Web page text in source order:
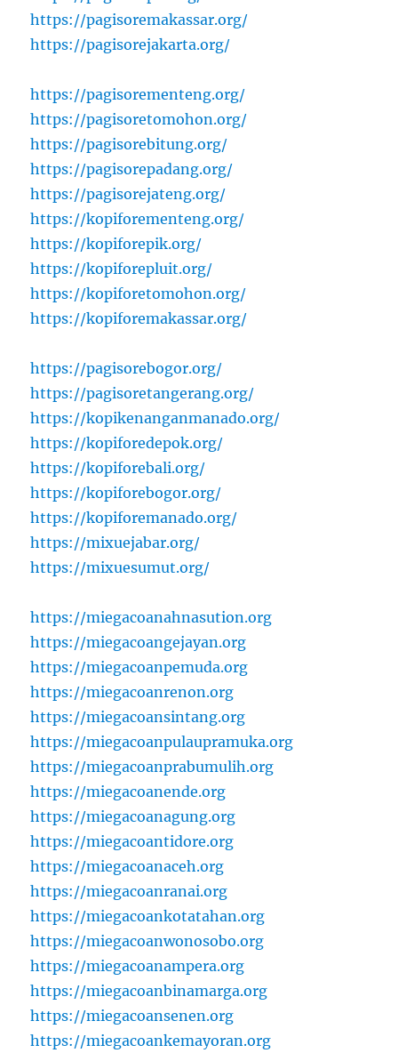
https://pagisoremakassar.org/
https://pagisorejakarta.org/
https://pagisorementeng.org/
https://pagisoretomohon.org/
https://pagisorebitung.org/
https://pagisorepadang.org/
https://pagisorejateng.org/
https://kopiforementeng.org/
https://kopiforepik.org/
https://kopiforepluit.org/
https://kopiforetomohon.org/
https://kopiforemakassar.org/
https://pagisorebogor.org/
https://pagisoretangerang.org/
https://kopikenanganmanado.org/
https://kopiforedepok.org/
https://kopiforebali.org/
https://kopiforebogor.org/
https://kopiforemanado.org/
https://mixuejabar.org/
https://mixuesumut.org/
https://miegacoanahnasution.org
https://miegacoangejayan.org
https://miegacoanpemuda.org
https://miegacoanrenon.org
https://miegacoansintang.org
https://miegacoanpulaupramuka.org
https://miegacoanprabumulih.org
https://miegacoanende.org
https://miegacoanagung.org
https://miegacoantidore.org
https://miegacoanaceh.org
https://miegacoanranai.org
https://miegacoankotatahan.org
https://miegacoanwonosobo.org
https://miegacoanampera.org
https://miegacoanbinamarga.org
https://miegacoansenen.org
https://miegacoankemayoran.org